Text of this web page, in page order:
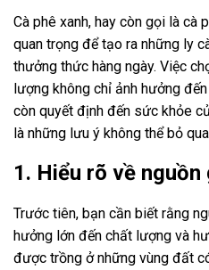
Cà phê xanh, hay còn gọi là cà
quan trọng để tạo ra những ly
thưởng thức hàng ngày. Việc
lượng không chỉ ảnh hưởng
còn quyết định đến sức khỏe
là những lưu ý không thể bỏ
1. Hiểu rõ về nguồn
Trước tiên, bạn cần biết rằng
hưởng lớn đến chất lượng và
được trồng ở những vùng đất